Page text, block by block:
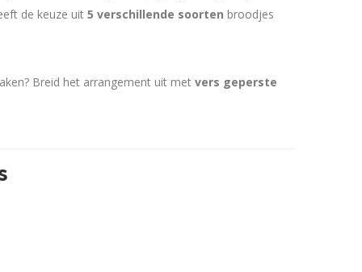
de keuze uit 5 verschillende soorten broodjes
Breid het arrangement uit met vers geperste